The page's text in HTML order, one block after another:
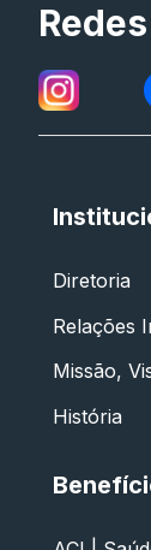
Diretoria
Relações
Missão,
História